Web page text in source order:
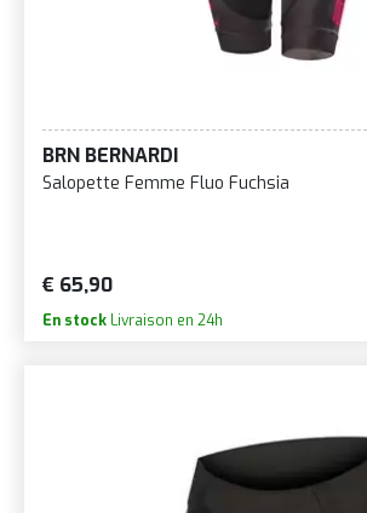
BRN BERNARDI
Salopette Femme Fluo Fuchsia
€ 65,90
En stock Livraison en 24h